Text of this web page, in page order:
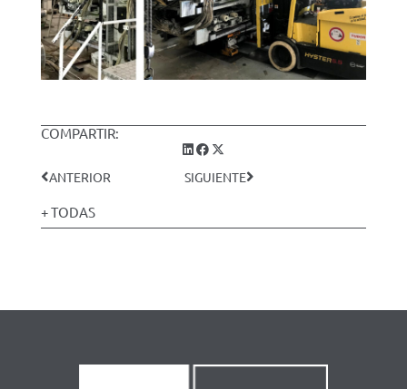
COMPARTIR:
ANTERIOR SIGUIENTE
+ TODAS